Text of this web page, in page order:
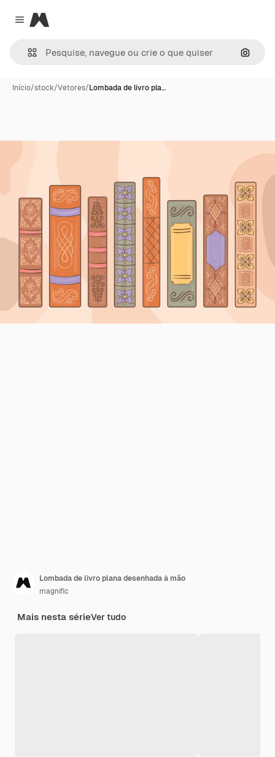
Close menu
Magnific
Início/stock/Vetores/Lombada de livro pla…
Lombada de livro plana desenhada à mão
magnific
Mais nesta sérieVer tudo